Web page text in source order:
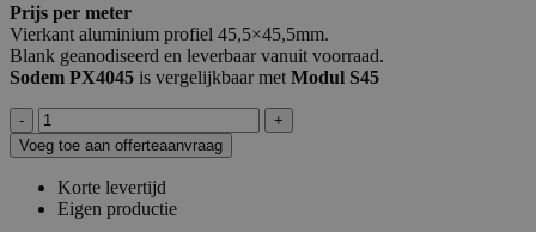
Prijs per meter
Vierkant aluminium profiel 45,5×45,5mm.
Blank geanodiseerd en leverbaar vanuit voorraad.
Sodem PX4045 is vergelijkbaar met Modul S45
PX4045
/
S45
aantal
Voeg toe aan offerteaanvraag
Korte levertijd
Eigen productie